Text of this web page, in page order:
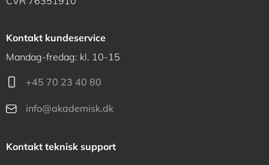
Kontakt kundeservice
Mandag-fredag: kl. 10-15
+45 70 23 40 80
info@akademisk.dk
Kontakt teknisk support